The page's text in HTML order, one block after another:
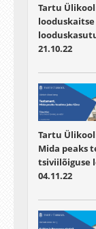
Tartu
21.10.22
Tartu
Mida peaks
tsiviilõiguse
04.11.22